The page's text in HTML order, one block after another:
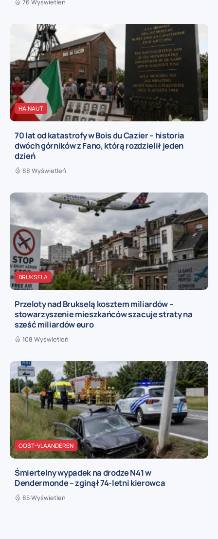
76 Wyświetleń
HAINAUT
70 lat od katastrofy w Bois du Cazier – historia
dwóch górników z Fano, którą rozdzielił jeden
dzień
88 Wyświetleń
BRUKSELA
Przeloty nad Brukselą kosztem miliardów –
stowarzyszenie mieszkańców szacuje straty na
sześć miliardów euro
108 Wyświetleń
OOST-VLAANDEREN
Śmiertelny wypadek na drodze N41 w
Dendermonde – zginął 74-letni kierowca
85 Wyświetleń